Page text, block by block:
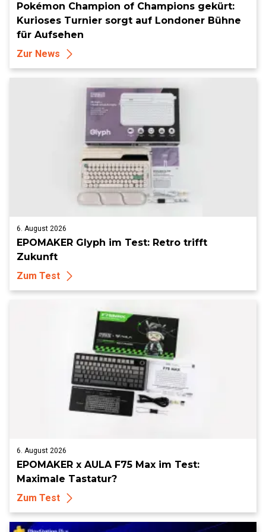
Pokémon Champion of Champions gekürt:
Kurioses Turnier sorgt auf Londoner Bühne
für Aufsehen
Zur News
6. August 2026
EPOMAKER Glyph im Test: Retro trifft
Zukunft
Zum Test
6. August 2026
EPOMAKER x AULA F75 Max im Test:
Maximale Tastatur?
Zum Test